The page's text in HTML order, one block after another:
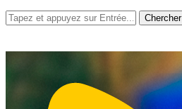
Chercher